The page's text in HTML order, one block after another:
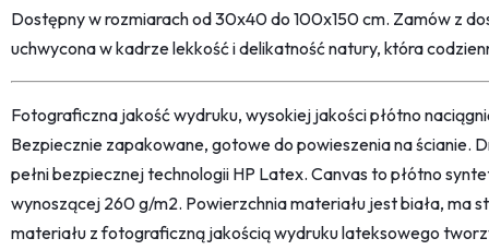
Dostępny w rozmiarach od 30x40 do 100x150 cm. Zamów z
uchwycona w kadrze lekkość i delikatność natury, która
Fotograficzna jakość wydruku, wysokiej jakości płótno
Bezpiecznie zapakowane, gotowe do powieszenia na ścianie.
pełni bezpiecznej technologii HP Latex. Canvas to płótno
wynoszącej 260 g/m2. Powierzchnia materiału jest biała, ma
materiału z fotograficzną jakością wydruku lateksowego